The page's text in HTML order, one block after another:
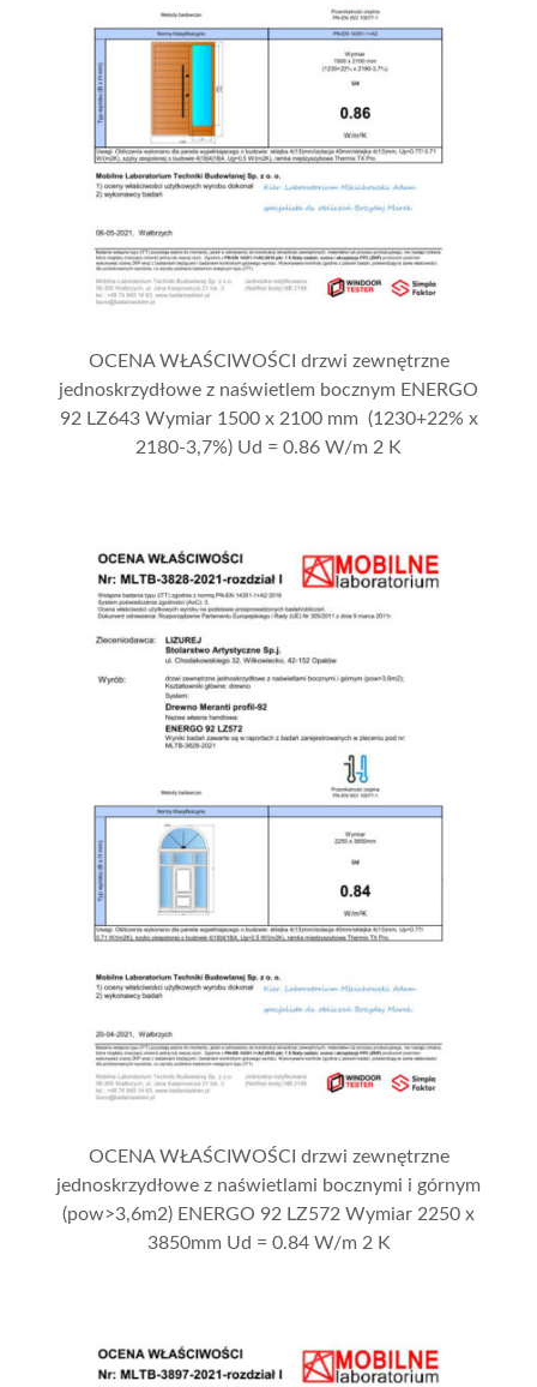
OCENA WŁAŚCIWOŚCI drzwi zewnętrzne
jednoskrzydłowe z naświetlem bocznym ENERGO
92 LZ643 Wymiar 1500 x 2100 mm (1230+22% x
2180-3,7%) Ud = 0.86 W/m 2 K
OCENA WŁAŚCIWOŚCI drzwi zewnętrzne
jednoskrzydłowe z naświetlami bocznymi i górnym
(pow>3,6m2) ENERGO 92 LZ572 Wymiar 2250 x
3850mm Ud = 0.84 W/m 2 K